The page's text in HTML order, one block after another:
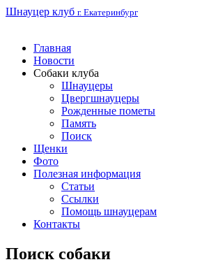
Шнауцер клуб г. Екатеринбург
Главная
Новости
Собаки клуба
Шнауцеры
Цвергшнауцеры
Рожденные пометы
Память
Поиск
Щенки
Фото
Полезная информация
Статьи
Ссылки
Помощь шнауцерам
Контакты
Поиск собаки